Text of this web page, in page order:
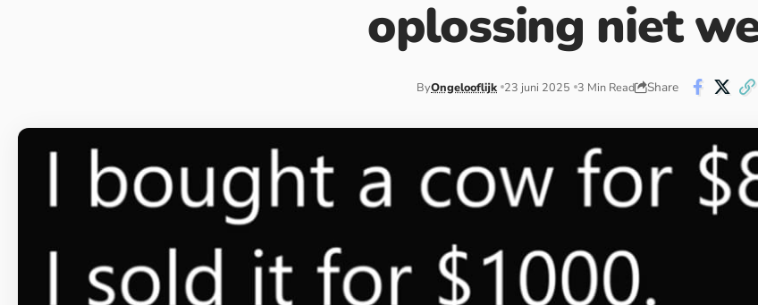
oplossing niet
ByOngelooflijk 23 juni 2025 3 Min Read Share